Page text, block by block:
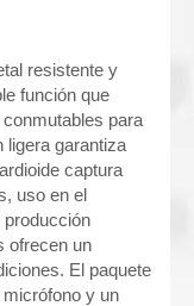
resistente y
función que
conmutables para
ligera garantiza
captura
uso en el
ofrecen un
El paquete
y un